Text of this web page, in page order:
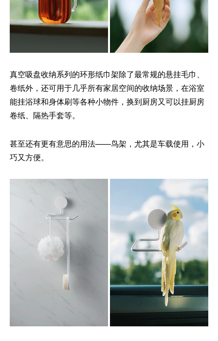
真空吸盘收纳系列的环形纸巾架除了最常规的悬挂毛巾、
卷纸外，还可用于几乎所有家居空间的收纳场景，在浴室
能挂浴球和身体刷等各种小物件，换到厨房又可以挂厨房
卷纸、隔热手套等。
甚至还有更有意思的用法——鸟架，尤其是车载使用，小
巧又方便。